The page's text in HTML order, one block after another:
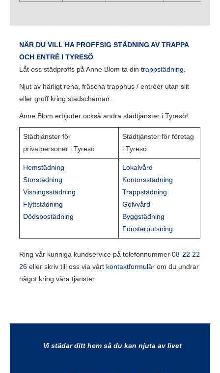
NÄR DU VILL HA PROFFSIG STÄDNING AV TRAPPA
OCH ENTRÉ I TYRESÖ
Låt oss städproffs på Anne Blom ta dintrappstädning
Njut av härligt rena, fräscha trapphus / entréer utan slit
eller gruff kring städscheman.
Anne Blom erbjuder också andra städtjänster i Tyresö!
Städtjänster för
privatpersoner i Tyresö
Städtjänster för företag
i Tyresö
Hemstädning
Storstädning
Visningsstädning
Flyttstädning
Dödsbostädning
Lokalvård
Kontorsstädning
Trappstädning
Golvvård
Byggstädning
Fönsterputsning
Ring vår kunniga kundservice på telefonnummer08-22 22
26 eller skriv till oss via vårt kontaktformulär om du undrar
något kring våra tjänster
Vi städar ditt hem så du kan njuta av livet